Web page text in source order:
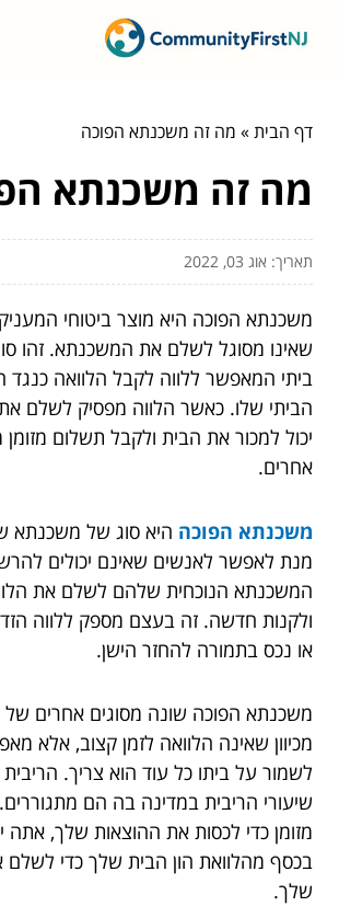
דף הבית» מה זה משכנתא הפוכה
מה זה משכנתא
תאריך: אוג 03, 2022
משכנתא הפוכה היא מוצר ביטוחי המעניק
שאינו מסוגל לשלם את המשכנתא. זהו
ביתי המאפשר ללווה לקבל הלוואה כנגד
הביתי שלו. כאשר הלווה מפסיק לשלם
יכול למכור את הבית ולקבל תשלום מזומן
אחרים.
משכנתא הפוכה היא סוג של משכנתא
מנת לאפשר לאנשים שאינם יכולים
המשכנתא הנוכחית שלהם לשלם את
ולקנות חדשה. זה בעצם מספק ללווה
או נכס בתמורה להחזר הישן.
משכנתא הפוכה שונה מסוגים אחרים
מכיוון שאינה הלוואה לזמן קצוב, אלא
לשמור על ביתו כל עוד הוא צריך.
שיעורי הריבית במדינה בה הם
מזומן כדי לכסות את ההוצאות שלך,
בכסף מהלוואת הון הבית שלך כדי
שלך.